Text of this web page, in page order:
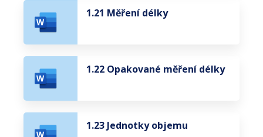
1.21 Měření délky
1.22 Opakované měření délky
1.23 Jednotky objemu